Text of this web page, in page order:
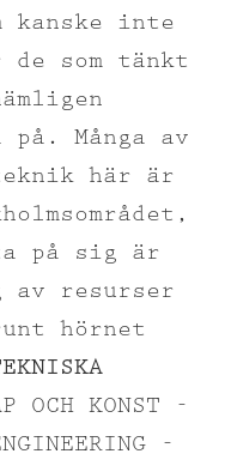
kanske inte
som tänkt
Många av
här är
på sig är
av resurser
hörnet
OCH KONST -
-